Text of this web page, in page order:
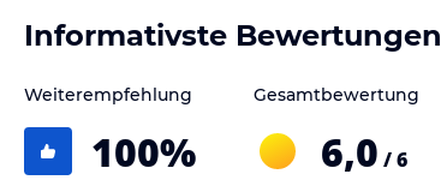
Informativste Bewertungen
Weiterempfehlung
100%
Gesamtbewertung
6,0 / 6